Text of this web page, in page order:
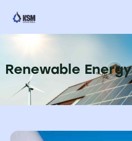
Renewable Energy